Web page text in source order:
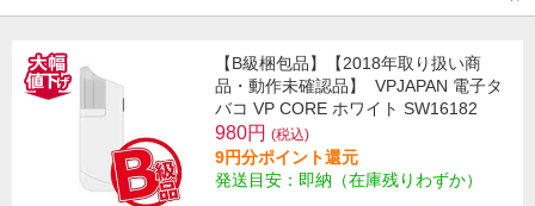
【B級梱包品】【2018年取り扱い商
品・動作未確認品】
VPJAPAN 電子タ
バコ VP CORE ホワイト SW16182
980円 (税込)
9円分ポイント還元
発送目安：即納（在庫残りわずか）